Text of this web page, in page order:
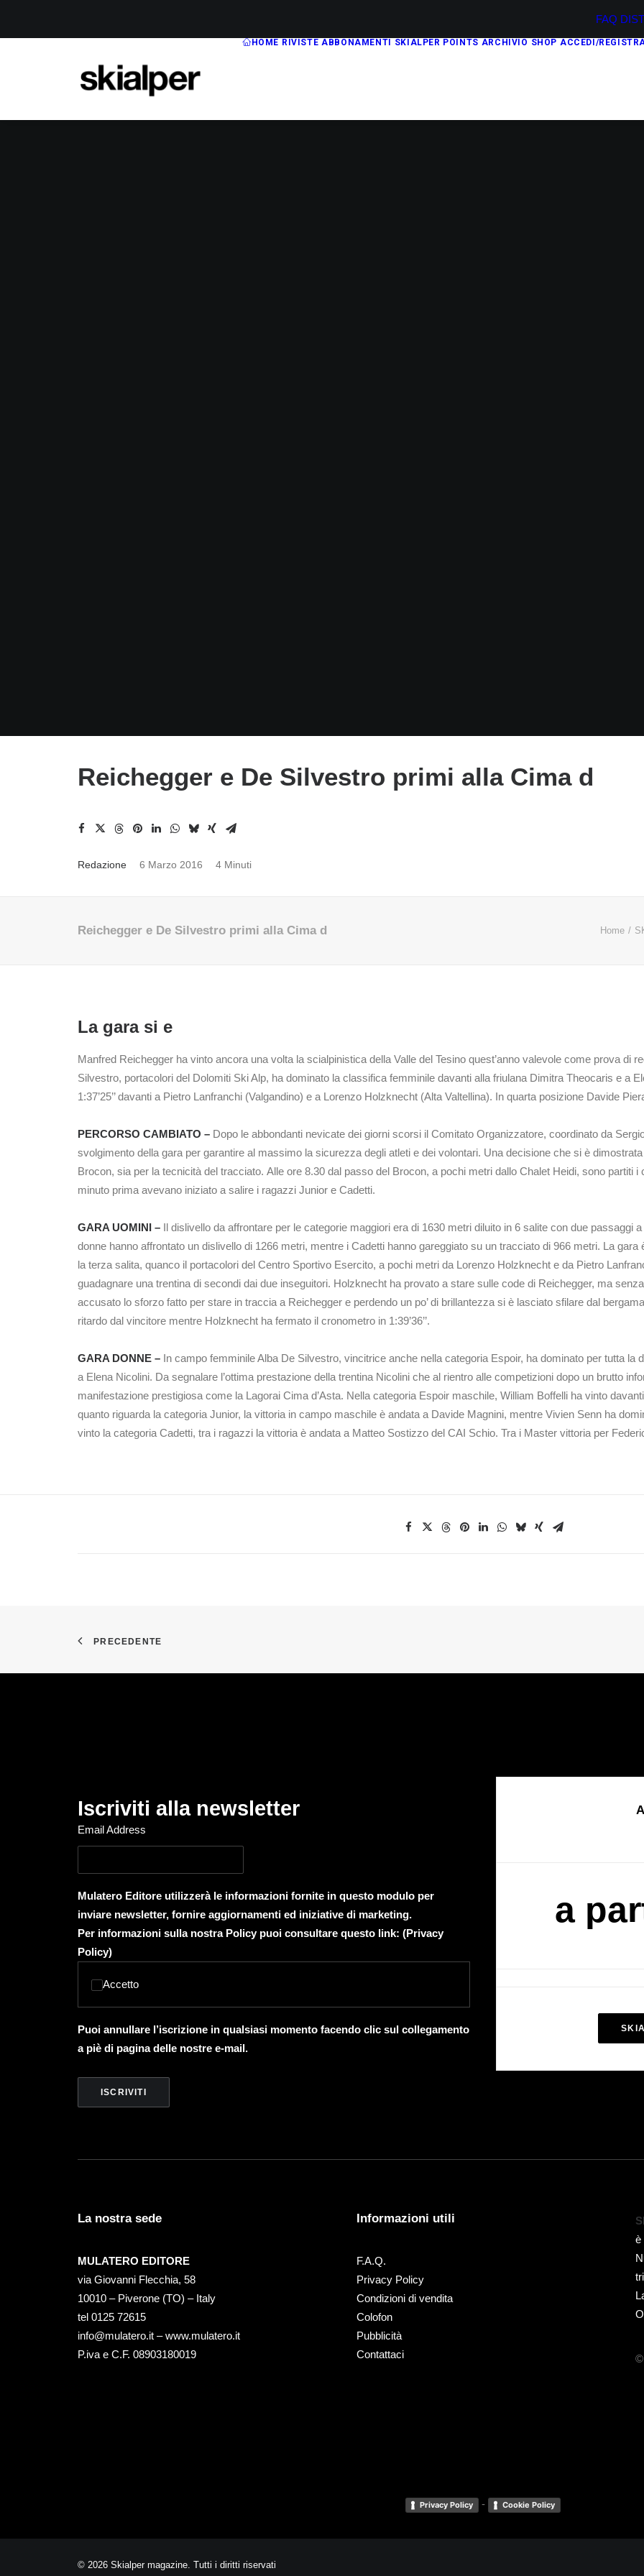
FAQ
HOME RIVISTE ABBONAMENTI SKIALPER POINTS ARCHIVIO SHOP ACCEDI/
Reichegger e De Silvestro primi alla Cima d
Redazione 6 Marzo 2016 4 Minuti
Reichegger e De Silvestro primi alla Cima d Home
La gara si e
Manfred Reichegger ha vinto ancora una volta la scialpinistica della Valle del Tesino quest’anno valevole come prova di
Silvestro, portacolori del Dolomiti Ski Alp, ha dominato la classifica femminile davanti alla friulana Dimitra Theocaris e a
1:37’25’’ davanti a Pietro Lanfranchi (Valgandino) e a Lorenzo Holzknecht (Alta Valtellina). In quarta posizione Davide
PERCORSO CAMBIATO – Dopo le abbondanti nevicate dei giorni scorsi il Comitato Organizzatore, coordinato da
svolgimento della gara per garantire al massimo la sicurezza degli atleti e dei volontari. Una decisione che si è
Brocon, sia per la tecnicità del tracciato. Alle ore 8.30 dal passo del Brocon, a pochi metri dallo Chalet Heidi, sono partiti
minuto prima avevano iniziato a salire i ragazzi Junior e Cadetti.
GARA UOMINI – Il dislivello da affrontare per le categorie maggiori era di 1630 metri diluito in 6 salite con due passaggi
donne hanno affrontato un dislivello di 1266 metri, mentre i Cadetti hanno gareggiato su un tracciato di 966 metri. La
la terza salita, quanco il portacolori del Centro Sportivo Esercito, a pochi metri da Lorenzo Holzknecht e da Pietro
guadagnare una trentina di secondi dai due inseguitori. Holzknecht ha provato a stare sulle code di Reichegger, ma
accusato lo sforzo fatto per stare in traccia a Reichegger e perdendo un po’ di brillantezza si è lasciato sfilare dal
ritardo dal vincitore mentre Holzknecht ha fermato il cronometro in 1:39’36’’.
GARA DONNE – In campo femminile Alba De Silvestro, vincitrice anche nella categoria Espoir, ha dominato per tutta la
a Elena Nicolini. Da segnalare l’ottima prestazione della trentina Nicolini che al rientro alle competizioni dopo un brutto
manifestazione prestigiosa come la Lagorai Cima d’Asta. Nella categoria Espoir maschile, William Boffelli ha vinto
quanto riguarda la categoria Junior, la vittoria in campo maschile è andata a Davide Magnini, mentre Vivien Senn ha
vinto la categoria Cadetti, tra i ragazzi la vittoria è andata a Matteo Sostizzo del CAI Schio. Tra i Master vittoria per
PRECEDENTE
Iscriviti alla newsletter
Email Address
Mulatero Editore utilizzerà le informazioni fornite in questo modulo per
inviare newsletter, fornire aggiornamenti ed iniziative di marketing.
Per informazioni sulla nostra Policy puoi consultare questo link: (Privacy
Policy)
Accetto
Puoi annullare l’iscrizione in qualsiasi momento facendo clic sul collegamento
a piè di pagina delle nostre e-mail.
a
La nostra sede
MULATERO EDITORE
via Giovanni Flecchia, 58
10010 – Piverone (TO) – Italy
tel ‭0125 72615‬
info@mulatero.it –www.mulatero.it
P.iva e C.F. 08903180019
Informazioni utili
F.A.Q.
Privacy Policy
Condizioni di vendita
Colofon
Pubblicità
Contattaci
è
©
Privacy Policy - Cookie Policy
© 2026 Skialper magazine. Tutti i diritti riservati